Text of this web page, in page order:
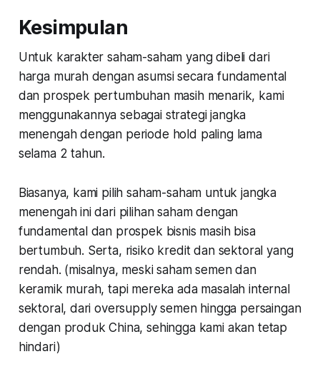
Kesimpulan
Untuk karakter saham-saham yang dibeli dari
harga murah dengan asumsi secara fundamental
dan prospek pertumbuhan masih menarik, kami
menggunakannya sebagai strategi jangka
menengah dengan periode hold paling lama
selama 2 tahun.
Biasanya, kami pilih saham-saham untuk jangka
menengah ini dari pilihan saham dengan
fundamental dan prospek bisnis masih bisa
bertumbuh. Serta, risiko kredit dan sektoral yang
rendah. (misalnya, meski saham semen dan
keramik murah, tapi mereka ada masalah internal
sektoral, dari oversupply semen hingga persaingan
dengan produk China, sehingga kami akan tetap
hindari)